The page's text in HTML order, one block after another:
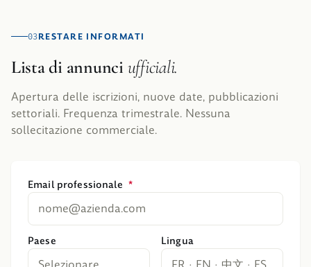
03RESTARE INFORMATI
Lista di annunci ufficiali.
Apertura delle iscrizioni, nuove date, pubblicazioni
settoriali. Frequenza trimestrale. Nessuna
sollecitazione commerciale.
Email professionale *
nome@azienda.com
Paese Lingua